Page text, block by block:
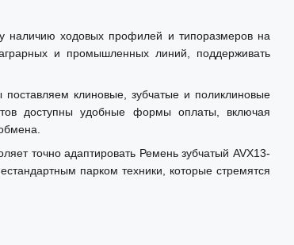
наличию ходовых профилей и типоразмеров на
и промышленных линий, поддерживать
клиновые, зубчатые и поликлиновые
доступны удобные формы оплаты, включая
точно адаптировать Ремень зубчатый AVX13-
парком техники, которые стремятся